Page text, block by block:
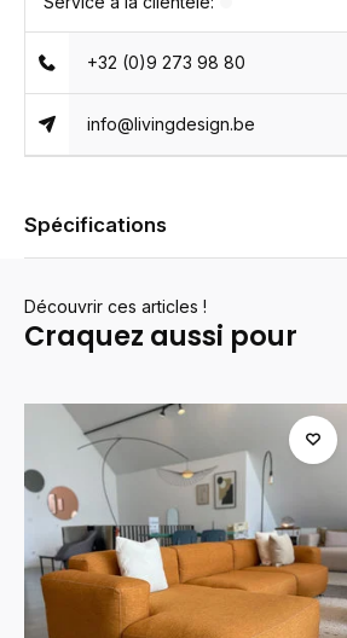
+32 (0)9 273 98 80
info@livingdesign.be
Spécifications
Découvrir ces articles !
Craquez aussi pour